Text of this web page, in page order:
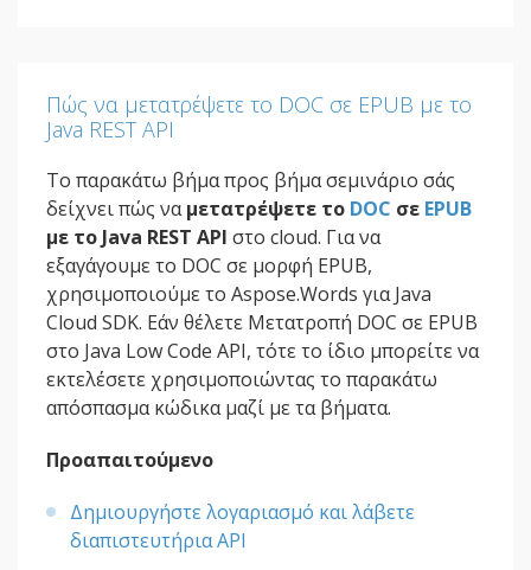
Πώς να μετατρέψετε το DOC σε EPUB με το
Java REST API
Το παρακάτω βήμα προς βήμα σεμινάριο σάς
δείχνει πώς ναμετατρέψετε το DOC σε EPUB
με το Java REST API στο cloud. Για να
εξαγάγουμε το DOC σε μορφή EPUB,
χρησιμοποιούμε το Aspose.Words για Java
Cloud SDK. Εάν θέλετε Μετατροπή DOC σε EPUB
στο Java Low Code API, τότε το ίδιο μπορείτε να
εκτελέσετε χρησιμοποιώντας το παρακάτω
απόσπασμα κώδικα μαζί με τα βήματα.
Προαπαιτούμενο
Δημιουργήστε λογαριασμό και λάβετε
διαπιστευτήρια API